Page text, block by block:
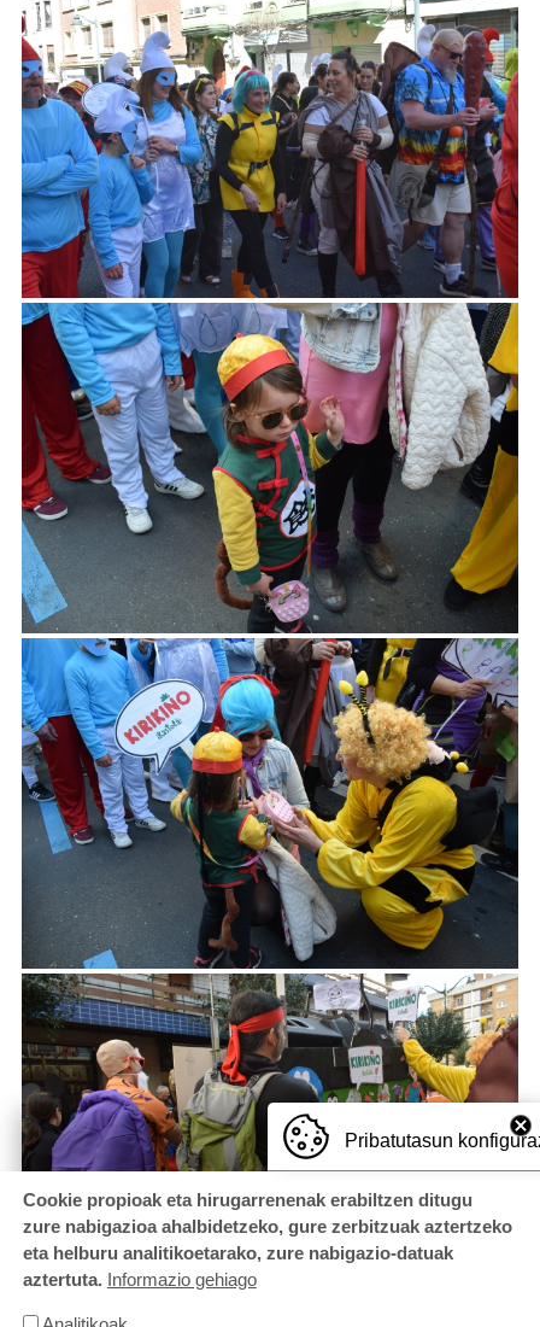
Pribatutasun
Cookie propioak eta hirugarrenenak erabiltzen ditugu
zure nabigazioa ahalbidetzeko, gure zerbitzuak aztertzeko
eta helburu analitikoetarako, zure nabigazio-datuak
aztertuta. Informazio gehiago